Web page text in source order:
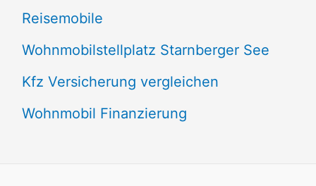
Reisemobile
Wohnmobilstellplatz Starnberger See
Kfz Versicherung vergleichen
Wohnmobil Finanzierung